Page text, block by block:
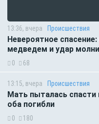
13:36, вчера Происшествия
Невероятное
медведем и удар
0 68
13:15, вчера Происшествия
Мать пыталась
оба погибли
0 180